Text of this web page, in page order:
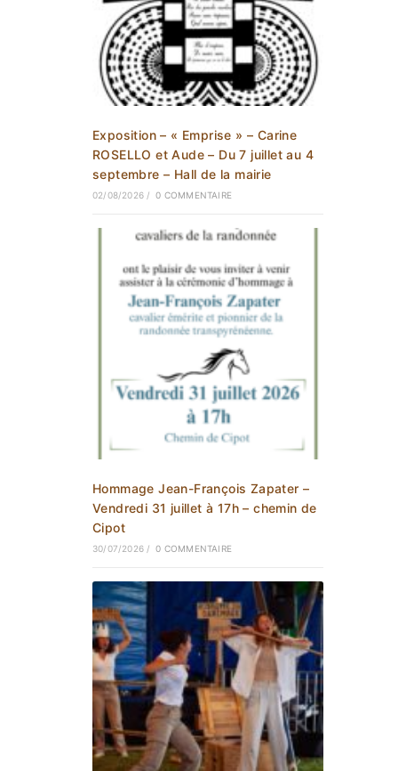
Exposition – « Emprise » – Carine
ROSELLO et Aude – Du 7 juillet au 4
septembre – Hall de la mairie
02/08/2026 / 0 COMMENTAIRE
Hommage Jean-François Zapater –
Vendredi 31 juillet à 17h – chemin de
Cipot
30/07/2026 / 0 COMMENTAIRE